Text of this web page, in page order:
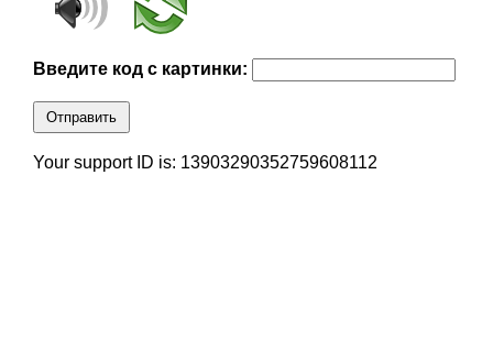
Введите код с картинки:
Отправить
Your support ID is: 13903290352759608112